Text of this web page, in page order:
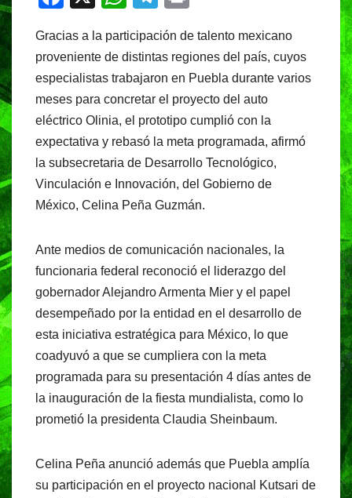
c
e
b
o
o
k
at
s
A
p
p
e
gr
a
m
t
Gracias a la participación de talento mexicano
proveniente de distintas regiones del país, cuyos
especialistas trabajaron en Puebla durante varios
meses para concretar el proyecto del auto
eléctrico Olinia, el prototipo cumplió con la
expectativa y rebasó la meta programada, afirmó
la subsecretaria de Desarrollo Tecnológico,
Vinculación e Innovación, del Gobierno de
México, Celina Peña Guzmán.
Ante medios de comunicación nacionales, la
funcionaria federal reconoció el liderazgo del
gobernador Alejandro Armenta Mier y el papel
desempeñado por la entidad en el desarrollo de
esta iniciativa estratégica para México, lo que
coadyuvó a que se cumpliera con la meta
programada para su presentación 4 días antes de
la inauguración de la fiesta mundialista, como lo
prometió la presidenta Claudia Sheinbaum.
Celina Peña anunció además que Puebla amplía
su participación en el proyecto nacional Kutsari de